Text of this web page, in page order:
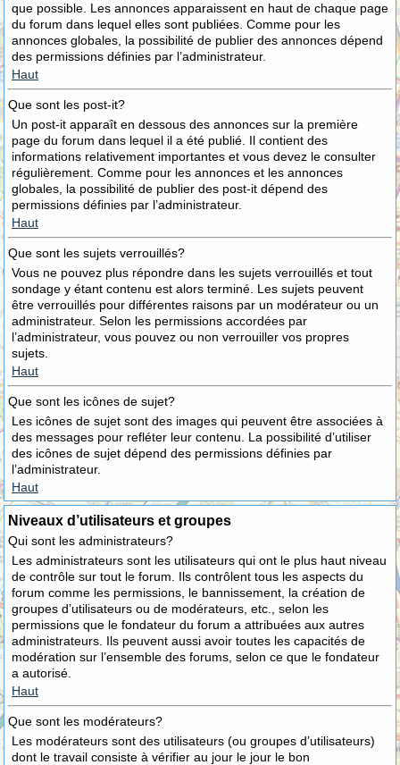
que possible. Les annonces apparaissent en haut de chaque page
du forum dans lequel elles sont publiées. Comme pour les
annonces globales, la possibilité de publier des annonces dépend
des permissions définies par l’administrateur.
Haut
Que sont les post-it?
Un post-it apparaît en dessous des annonces sur la première
page du forum dans lequel il a été publié. Il contient des
informations relativement importantes et vous devez le consulter
régulièrement. Comme pour les annonces et les annonces
globales, la possibilité de publier des post-it dépend des
permissions définies par l’administrateur.
Haut
Que sont les sujets verrouillés?
Vous ne pouvez plus répondre dans les sujets verrouillés et tout
sondage y étant contenu est alors terminé. Les sujets peuvent
être verrouillés pour différentes raisons par un modérateur ou un
administrateur. Selon les permissions accordées par
l’administrateur, vous pouvez ou non verrouiller vos propres
sujets.
Haut
Que sont les icônes de sujet?
Les icônes de sujet sont des images qui peuvent être associées à
des messages pour refléter leur contenu. La possibilité d’utiliser
des icônes de sujet dépend des permissions définies par
l’administrateur.
Haut
Niveaux d’utilisateurs et groupes
Qui sont les administrateurs?
Les administrateurs sont les utilisateurs qui ont le plus haut niveau
de contrôle sur tout le forum. Ils contrôlent tous les aspects du
forum comme les permissions, le bannissement, la création de
groupes d’utilisateurs ou de modérateurs, etc., selon les
permissions que le fondateur du forum a attribuées aux autres
administrateurs. Ils peuvent aussi avoir toutes les capacités de
modération sur l’ensemble des forums, selon ce que le fondateur
a autorisé.
Haut
Que sont les modérateurs?
Les modérateurs sont des utilisateurs (ou groupes d’utilisateurs)
dont le travail consiste à vérifier au jour le jour le bon